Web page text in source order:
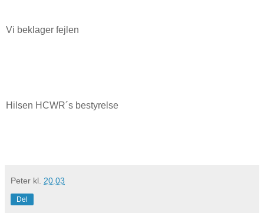
Vi beklager fejlen
Hilsen HCWR´s bestyrelse
Peter kl. 20.03
Del